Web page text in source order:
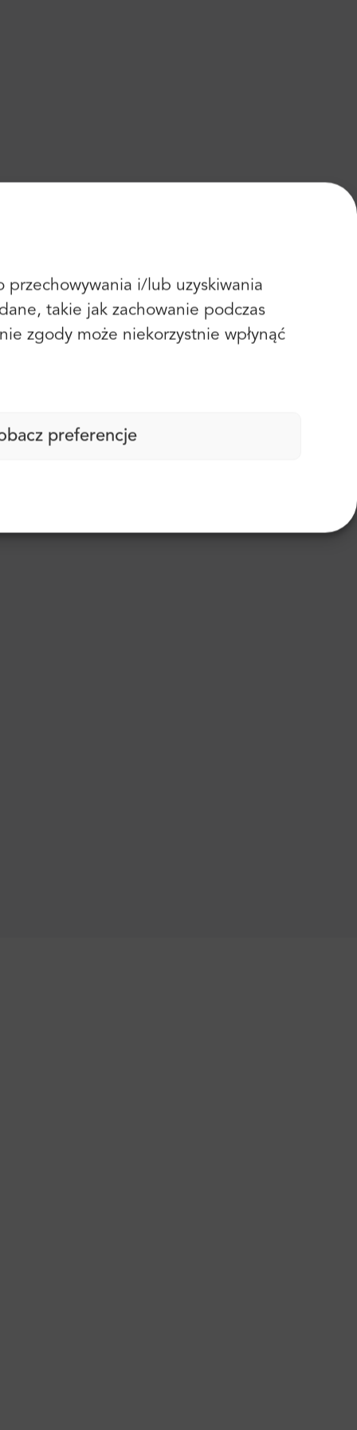
i/lub uzyskiwania
takie jak zachowanie podczas
zgody może niekorzystnie wpłynąć
preferencje